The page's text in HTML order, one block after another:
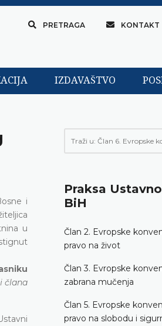
PRETRAGA KONTAKT
IZDAVAŠTVO
i
u
člana
Praksa
BiH
Član 2. Evropske
pravo na život
Član 3. Evropske
zabrana mučenja
Član 5. Evropske
pravo na slobodu i